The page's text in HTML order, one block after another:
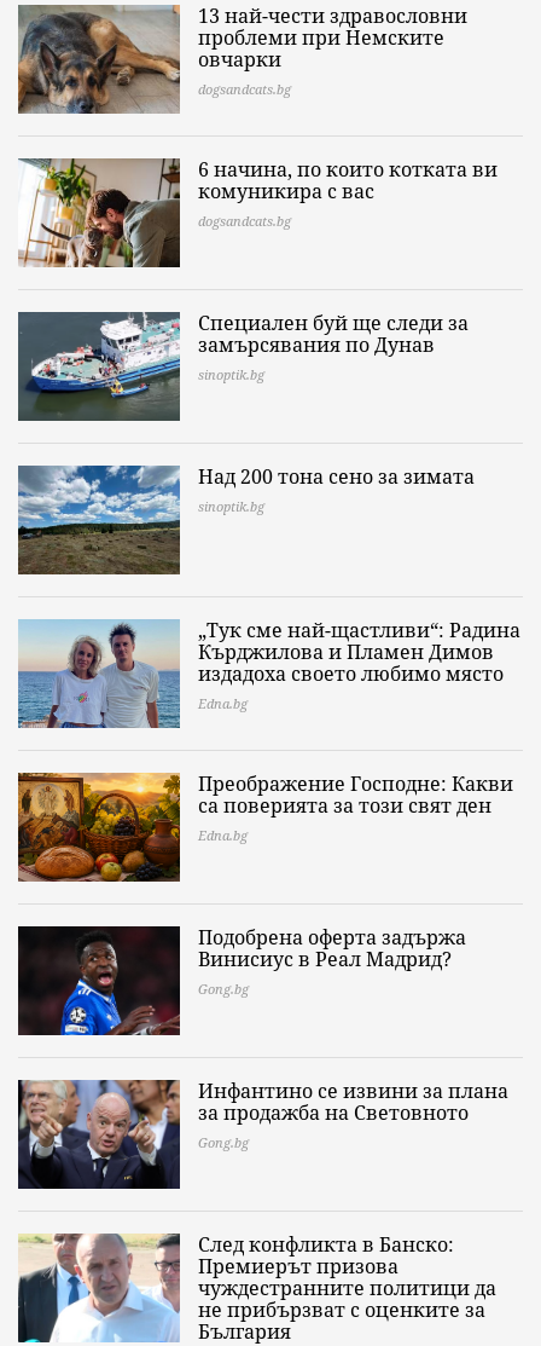
13 най-чести здравословни
проблеми при Немските
овчарки
dogsandcats.bg
6 начина, по които котката ви
комуникира с вас
dogsandcats.bg
Специален буй ще следи за
замърсявания по Дунав
sinoptik.bg
Над 200 тона сено за зимата
sinoptik.bg
„Тук сме най-щастливи“: Радина
Кърджилова и Пламен Димов
издадоха своето любимо място
Edna.bg
Преображение Господне: Какви
са поверията за този свят ден
Edna.bg
Подобрена оферта задържа
Винисиус в Реал Мадрид?
Gong.bg
Инфантино се извини за плана
за продажба на Световното
Gong.bg
След конфликта в Банско:
Премиерът призова
чуждестранните политици да
не прибързват с оценките за
България